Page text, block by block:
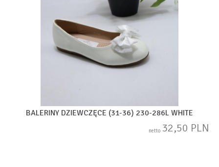
BALERINY DZIEWCZĘCE (31-36) 230-286L WHITE
netto 32,50 PLN